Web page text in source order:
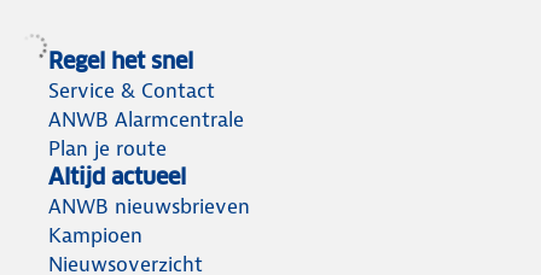
Regel het snel
Service & Contact
ANWB Alarmcentrale
Plan je route
Altijd actueel
ANWB nieuwsbrieven
Kampioen
Nieuwsoverzicht